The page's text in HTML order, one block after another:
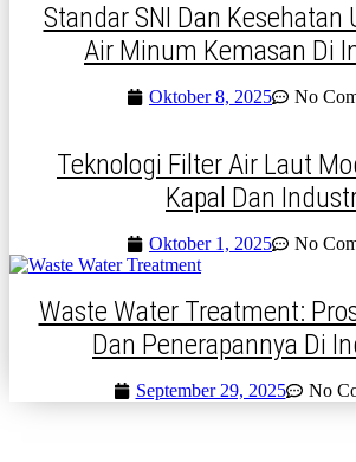
Standar SNI Dan Kesehatan
Air Minum Kemasan Di
Oktober 8, 2025 No
Teknologi Filter Air Laut
Kapal Dan
Oktober 1, 2025 No
Waste Water Treatment:
Dan Penerapannya Di
September 29, 2025 No